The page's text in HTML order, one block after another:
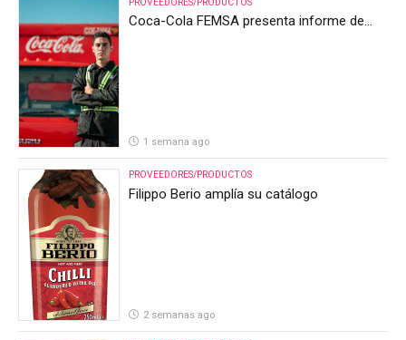
Coca-Cola FEMSA presenta informe de
1 semana ago
PROVEEDORES/PRODUCTOS
Filippo Berio amplía su catálogo
2 semanas ago